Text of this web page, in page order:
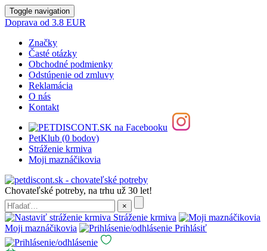
Toggle navigation
Doprava od 3.8 EUR
Značky
Časté otázky
Obchodné podmienky
Odstúpenie od zmluvy
Reklamácia
O nás
Kontakt
PetKlub (0 bodov)
Stráženie krmiva
Moji maznáčikovia
Chovateľské potreby, na trhu už 30 let!
Stráženie krmiva
Moji maznáčikovia
Prihlásiť